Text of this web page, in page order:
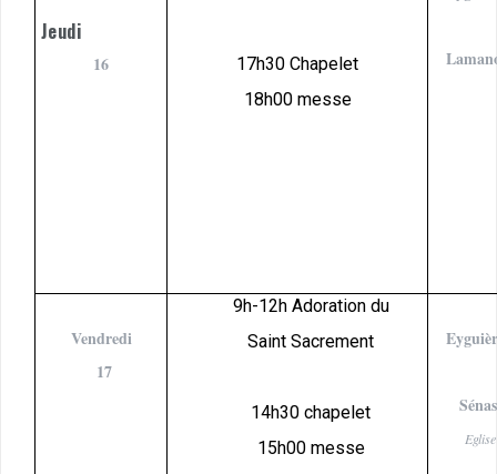
Jeudi
16
17h30 Chapelet
18h00 messe
Vendredi
17
9h-12h Adoration du
Saint Sacrement
14h30 chapelet
15h00 messe
Sénas
Eglise